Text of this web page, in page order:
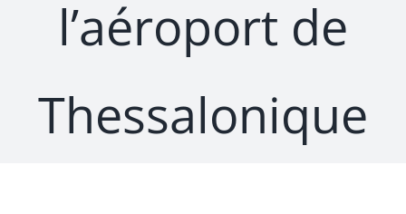
l’aéroport de
Thessalonique